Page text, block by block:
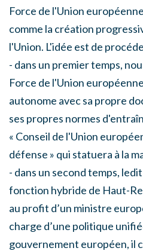
Force de l'Union
comme la création
l'Union. L'idée est de
- dans un premier temps,
Force de l'Union
autonome avec sa propre
ses propres normes
« Conseil de l'Union
défense » qui statuera à la
- dans un second temps,
fonction hybride de Haut-
au profit d’un ministre
charge d’une politique
gouvernement européen, il